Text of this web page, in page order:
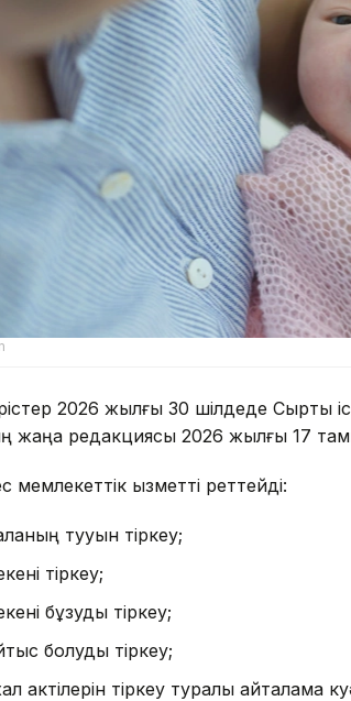
2026 жылғы 30 шілдеде Сыртқы
жаңа редакциясы 2026 жылғы 17
мемлекеттік қызметті реттейді:
тууын тіркеу;
тіркеу;
бұзуды тіркеу;
болуды тіркеу;
актілерін тіркеу туралы қайталама